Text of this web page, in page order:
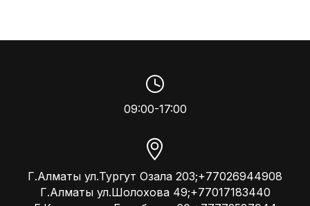
09:00-17:00
Г.Алматы ул.Тургут Озала 203;+77026944908
Г.Алматы ул.Шолохова 49;+77017183440